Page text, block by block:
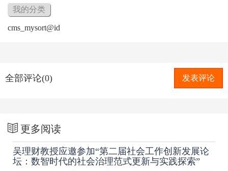
我的分类
cms_mysort@id
全部评论(0) 发表评论
更多阅读
吴理财教授应邀参加“第二届社会工作创新发展论
坛：数智时代的社会治理范式更新与实践探索”